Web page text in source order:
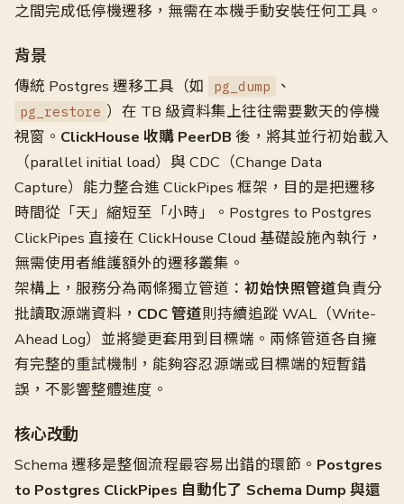
之間完成低停機遷移，無需在本機手動安裝任何工具。
背景
傳統 Postgres 遷移工具（如 pg_dump 、
pg_restore ）在 TB 級資料集上往往需要數天的停機
視窗。 ClickHouse 收購 PeerDB 後，將其並行初始載入
（parallel initial load）與 CDC（Change Data
Capture）能力整合進 ClickPipes 框架，目的是把遷移
時間從「天」縮短至「小時」。Postgres to Postgres
ClickPipes 直接在 ClickHouse Cloud 基礎設施內執行，
無需使用者維護額外的遷移叢集。
架構上，服務分為兩條獨立管道： 初始快照管道負責分
批讀取源端資料， CDC 管道則持續追蹤 WAL（Write-
Ahead Log）並將變更套用到目標端。兩條管道各自擁
有完整的重試機制，能夠容忍源端或目標端的短暫錯
誤，不影響整體進度。
核心改動
Schema 遷移是整個流程最容易出錯的環節。 Postgres
to Postgres ClickPipes 自動化了 Schema Dump 與還